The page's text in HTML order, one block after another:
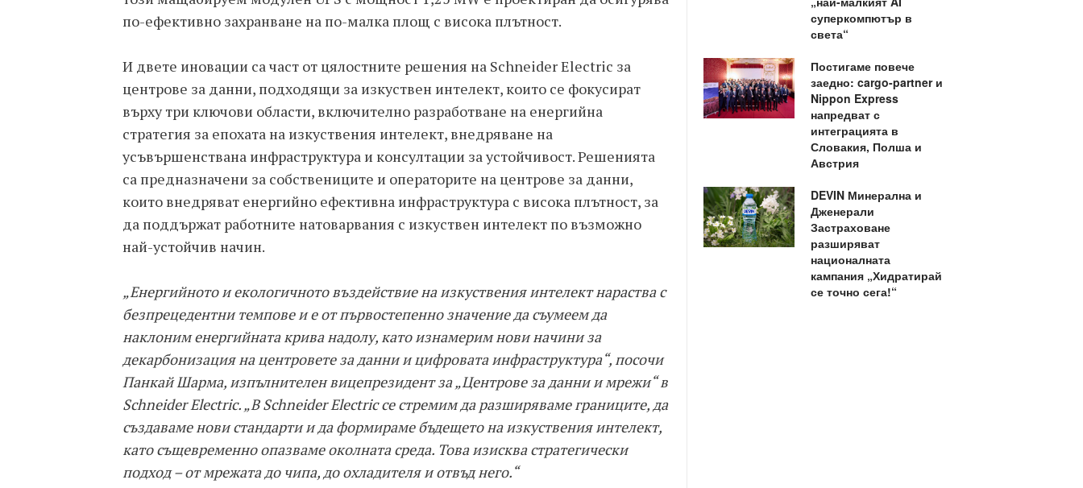
по-ефективно захранване на по-малка площ с висока плътност.
И двете иновации са част от цялостните решения на Schneider Electric за
центрове за данни, подходящи за изкуствен интелект, които се фокусират
върху три ключови области, включително разработване на енергийна
стратегия за епохата на изкуствения интелект, внедряване на
усъвършенствана инфраструктура и консултации за устойчивост. Решенията
са предназначени за собствениците и операторите на центрове за данни,
които внедряват енергийно ефективна инфраструктура с висока плътност, за
да поддържат работните натоварвания с изкуствен интелект по възможно
най-устойчив начин.
„Енергийното и екологичното въздействие на изкуствения интелект нараства с
безпрецедентни темпове и е от първостепенно значение да съумеем да
наклоним енергийната крива надолу, като изнамерим нови начини за
декарбонизация на центровете за данни и цифровата инфраструктура“, посочи
Панкай Шарма, изпълнителен вицепрезидент за „Центрове за данни и мрежи“ в
Schneider Electric. „В Schneider Electric се стремим да разширяваме границите, да
създаваме нови стандарти и да формираме бъдещето на изкуствения интелект,
като същевременно опазваме околната среда. Това изисква стратегически
подход – от мрежата до чипа, до охладителя и отвъд него.“
суперкомпютър в
света“
Постигаме повече
заедно: cargo-partner и
Nippon Express
напредват с
интеграцията в
Словакия, Полша и
Австрия
DEVIN Минерална и
Дженерали
Застраховане
разширяват
националната
кампания „Хидратирай
се точно сега!“